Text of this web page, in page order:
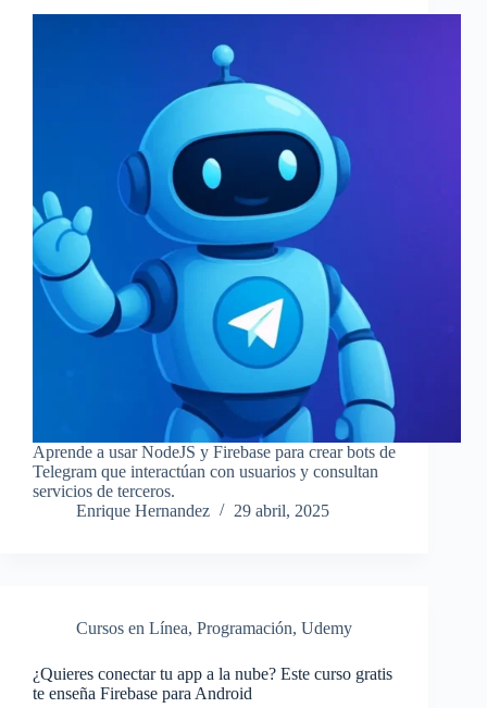
Aprende a usar NodeJS y Firebase para crear bots de
Telegram que interactúan con usuarios y consultan
servicios de terceros.
Enrique Hernandez
29 abril, 2025
Cursos en Línea, Programación, Udemy
¿Quieres conectar tu app a la nube? Este curso gratis
te enseña Firebase para Android